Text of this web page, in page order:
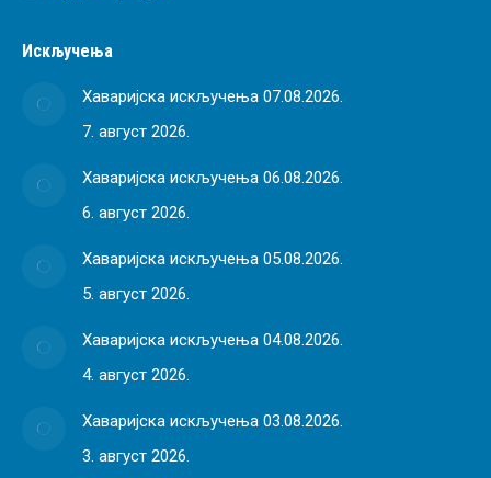
Искључења
Хаваријска искључења 07.08.2026.
7. август 2026.
Хаваријска искључења 06.08.2026.
6. август 2026.
Хаваријска искључења 05.08.2026.
5. август 2026.
Хаваријска искључења 04.08.2026.
4. август 2026.
Хаваријска искључења 03.08.2026.
3. август 2026.